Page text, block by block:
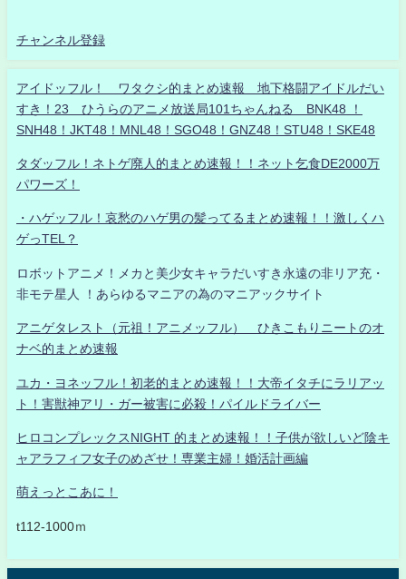
チャンネル登録
アイドッフル！ ワタクシ的まとめ速報 地下格闘アイドルだい
すき！23 ひうらのアニメ放送局101ちゃんねる BNK48 ！
SNH48！JKT48！MNL48！SGO48！GNZ48！STU48！SKE48
タダッフル！ネトゲ廃人的まとめ速報！！ネット乞食DE2000万
パワーズ！
・ハゲッフル！哀愁のハゲ男の髪ってるまとめ速報！！激しくハ
ゲっTEL？
ロボットアニメ！メカと美少女キャラだいすき永遠の非リア充・
非モテ星人 ！あらゆるマニアの為のマニアックサイト
アニゲタレスト（元祖！アニメッフル） ひきこもりニートのオ
ナベ的まとめ速報
ユカ・ヨネッフル！初老的まとめ速報！！大帝イタチにラリアッ
ト！害獣神アリ・ガー被害に必殺！パイルドライバー
ヒロコンプレックスNIGHT 的まとめ速報！！子供が欲しいど陰キ
ャアラフィフ女子のめざせ！専業主婦！婚活計画編
萌えっとこあに！
t112-1000ｍ